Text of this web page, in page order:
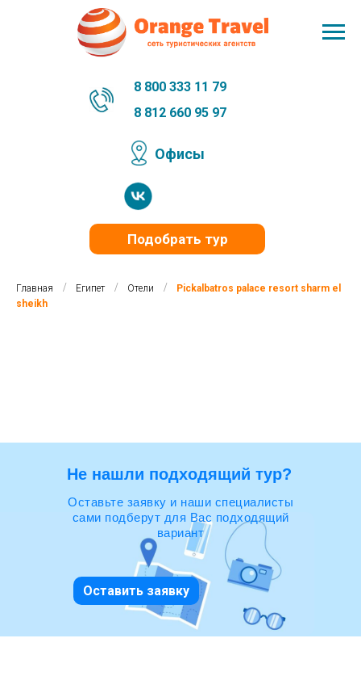
Подобрать тур
Офисы
8 812 660 95 97
8 800 333 11 79
Главная / Египет / Отели /
Pickalbatros palace resort sharm el
sheikh
Оставьте заявку и наши специалисты
сами подберут для Вас подходящий
вариант
Не нашли подходящий тур?
Оставить заявку